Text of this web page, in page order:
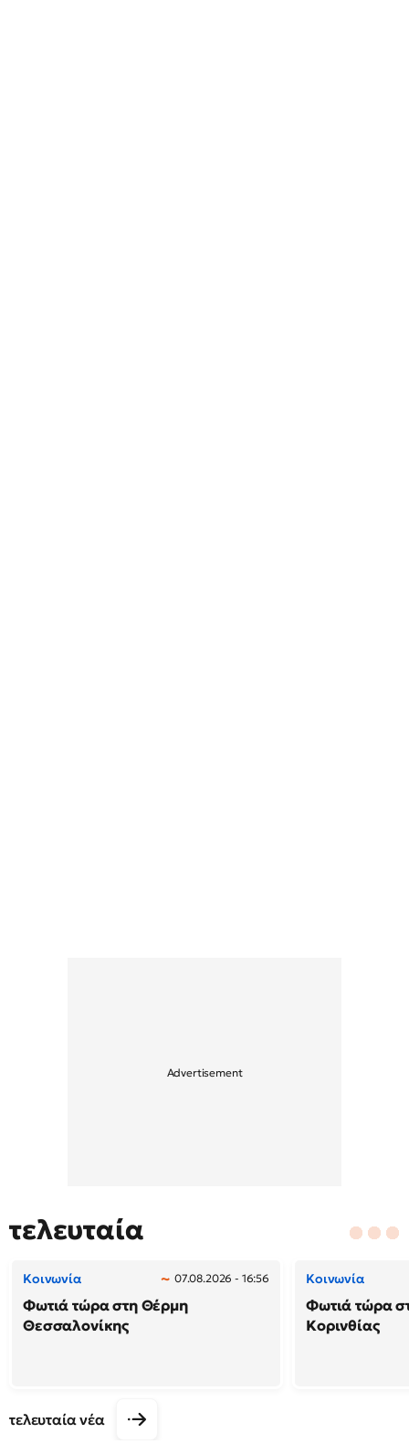
τελευταία
Κοινωνία 07.08.2026 - 16:56
Φωτιά τώρα στη Θέρμη
Θεσσαλονίκης
Κοινωνία
Φωτιά τώρα
Κορινθίας
τελευταία νέα